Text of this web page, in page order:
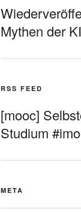
Mythen der
RSS FEED
[mooc]
Studium
META